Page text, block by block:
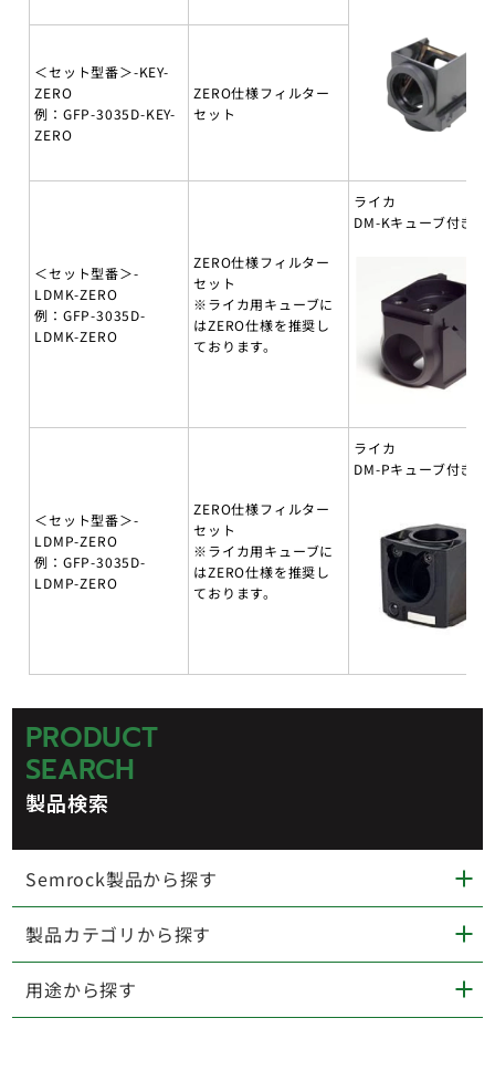
＜セット型番＞-KEY-
ZERO
例：GFP-3035D-KEY-
ZERO
ZERO仕様フィルター
セット
＜セット型番＞-
LDMK-ZERO
例：GFP-3035D-
LDMK-ZERO
ZERO仕様フィルター
セット
※ライカ用キューブに
はZERO仕様を推奨し
ております。
ライカ
DM-Kキューブ付き
＜セット型番＞-
LDMP-ZERO
例：GFP-3035D-
LDMP-ZERO
ZERO仕様フィルター
セット
※ライカ用キューブに
はZERO仕様を推奨し
ております。
ライカ
DM-Pキューブ付き
PRODUCT
SEARCH
製品検索
Semrock製品から探す
製品カテゴリから探す
用途から探す